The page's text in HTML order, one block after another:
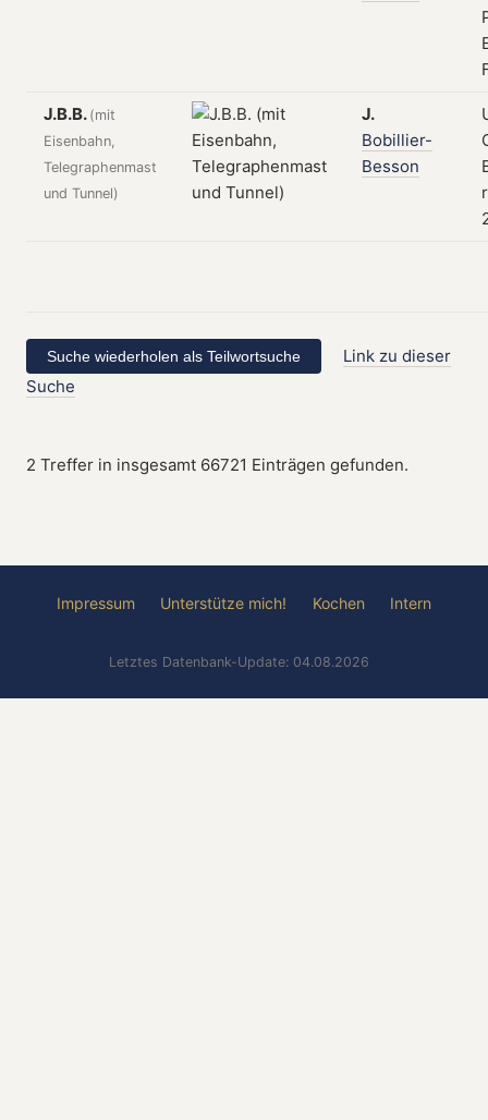
J.B.B. (mit
Eisenbahn,
Telegraphenmast
und Tunnel)
J.
Bobillier-
Besson
Link zu dieser
Suche
2 Treffer in insgesamt 66721 Einträgen gefunden.
Impressum Unterstütze mich! Kochen Intern
Letztes Datenbank-Update: 04.08.2026